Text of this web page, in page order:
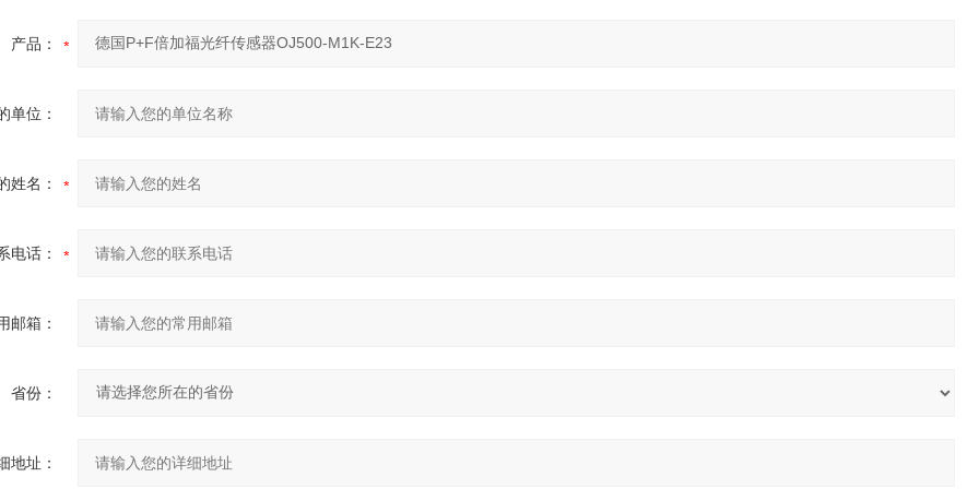
产品：
单位：
姓名：
电话：
邮箱：
省份：
地址：